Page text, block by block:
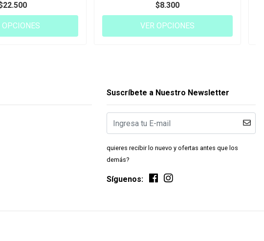
OPCIONES
$8.300
VER OPCIONES
Suscríbete a Nuestro Newsletter
quieres recibir lo nuevo y ofertas antes que los
demás?
Síguenos: